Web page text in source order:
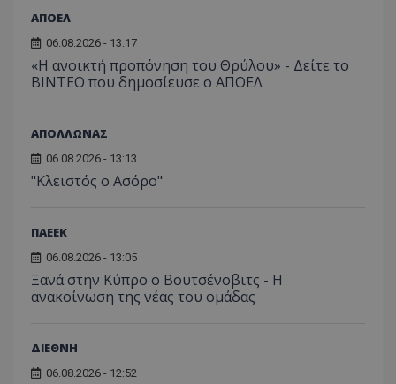
ΑΠΟΕΛ
06.08.2026 - 13:17
«Η ανοικτή προπόνηση του Θρύλου» - Δείτε το
ΒΙΝΤΕΟ που δημοσίευσε ο ΑΠΟΕΛ
ΑΠΟΛΛΩΝΑΣ
06.08.2026 - 13:13
"Κλειστός ο Ασόρο"
ΠΑΕΕΚ
06.08.2026 - 13:05
Ξανά στην Κύπρο ο Βουτσένοβιτς - Η
ανακοίνωση της νέας του ομάδας
ΔΙΕΘΝΗ
06.08.2026 - 12:52